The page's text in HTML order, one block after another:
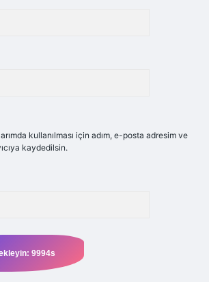
kullanılması için adım, e-posta adresim ve
kaydedilsin.